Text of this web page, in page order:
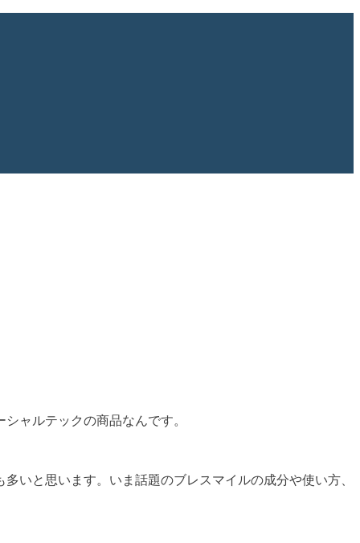
ャルテックの商品なんです。
いと思います。いま話題のブレスマイルの成分や使い方、